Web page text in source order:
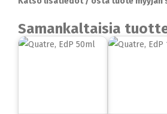
Samankaltaisia